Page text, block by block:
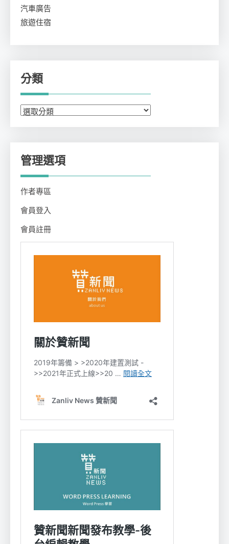
汽車廣告
旅遊住宿
分類
分
管理選項
作者專區
會員登入
會員註冊